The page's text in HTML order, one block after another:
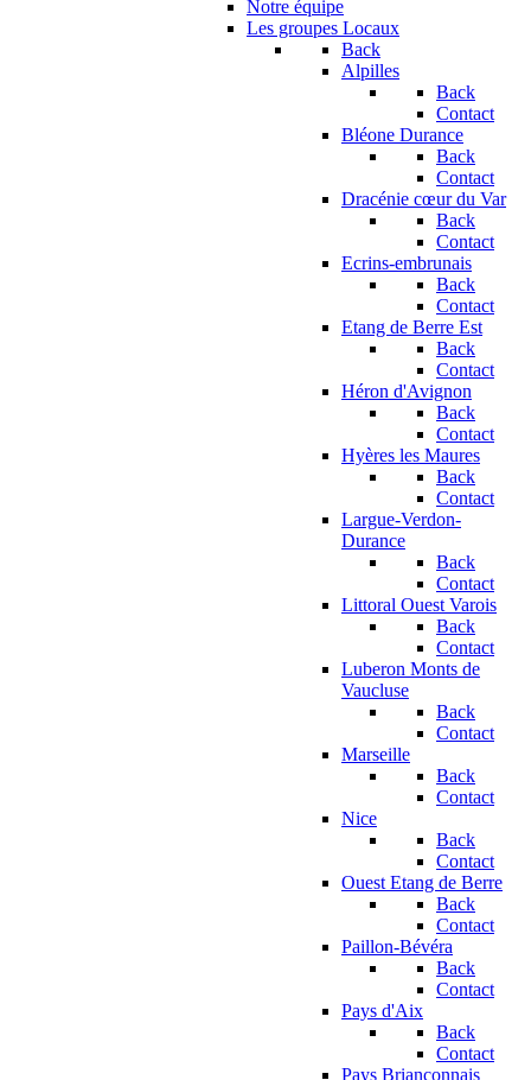
Notre équipe
Les groupes Locaux
Back
Alpilles
Back
Contact
Bléone Durance
Back
Contact
Dracénie cœur du Var
Back
Contact
Ecrins-embrunais
Back
Contact
Etang de Berre Est
Back
Contact
Héron d'Avignon
Back
Contact
Hyères les Maures
Back
Contact
Largue-Verdon-
Durance
Back
Contact
Littoral Ouest Varois
Back
Contact
Luberon Monts de
Vaucluse
Back
Contact
Marseille
Back
Contact
Nice
Back
Contact
Ouest Etang de Berre
Back
Contact
Paillon-Bévéra
Back
Contact
Pays d'Aix
Back
Contact
Pays Briançonnais